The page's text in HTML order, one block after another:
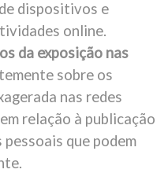
dispositivos e
online.
da exposição nas
sobre os
nas redes
relação à publicação
que podem